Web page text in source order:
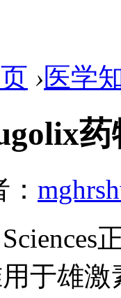
›医学
于雄